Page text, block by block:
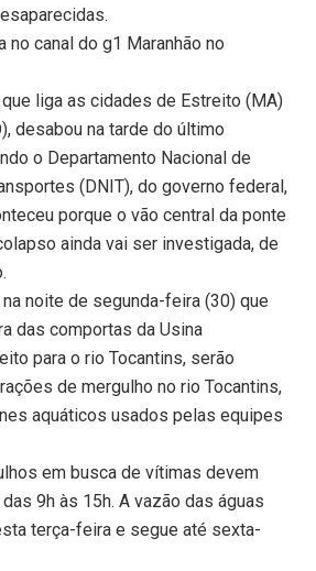
no canal do g1 Maranhão no
liga as cidades de Estreito (MA)
desabou na tarde do último
o Departamento Nacional de
(DNIT), do governo federal,
porque o vão central da ponte
ainda vai ser investigada, de
noite de segunda-feira (30) que
das comportas da Usina
para o rio Tocantins, serão
de mergulho no rio Tocantins,
aquáticos usados pelas equipes
em busca de vítimas devem
9h às 15h. A vazão das águas
terça-feira e segue até sexta-